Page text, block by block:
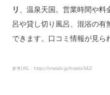
リ
、温泉天国。営業時間や
呂や貸し切り風呂、混浴の
できます。口コミ情報が見ら
参考URL：https://imatabi.jp/howto/342/